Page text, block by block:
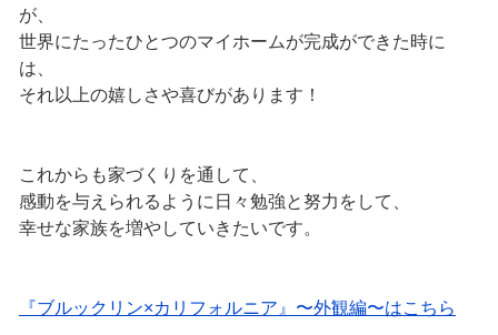
が、
世界にたったひとつのマイホームが完成ができた時に
は、
それ以上の嬉しさや喜びがあります！
これからも家づくりを通して、
感動を与えられるように日々勉強と努力をして、
幸せな家族を増やしていきたいです。
『ブルックリン×カリフォルニア』〜外観編〜はこちら